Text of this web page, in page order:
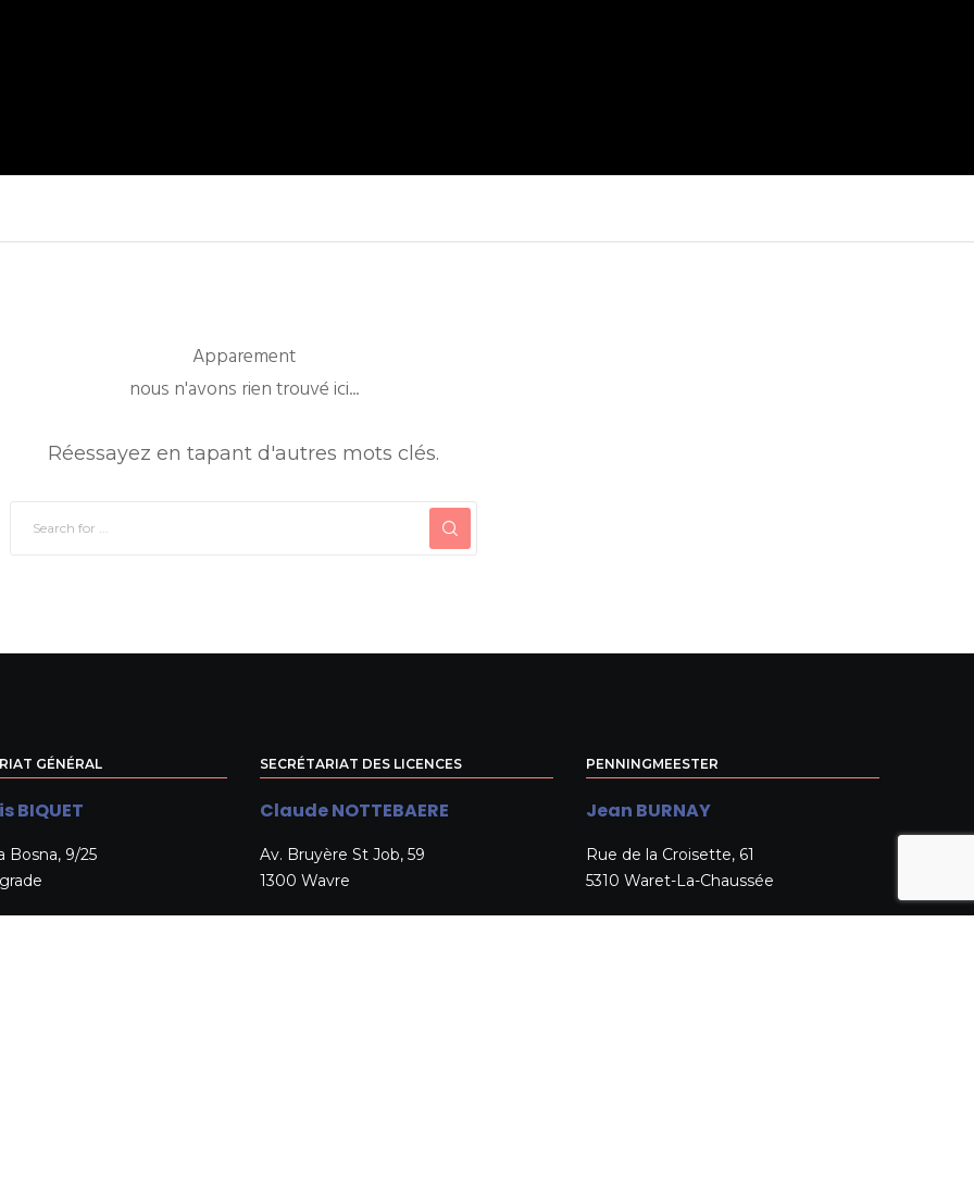
Apparement
nous n'avons rien trouvé ici...
Réessayez en tapant d'autres mots clés.
GÉNÉRAL
BIQUET
Bosna, 9/25
SECRÉTARIAT DES LICENCES
Claude NOTTEBAERE
Av. Bruyère St Job, 59
1300 Wavre
PENNINGMEESTER
Jean BURNAY
Rue de la Croisette, 61
5310 Waret-La-Chaussée